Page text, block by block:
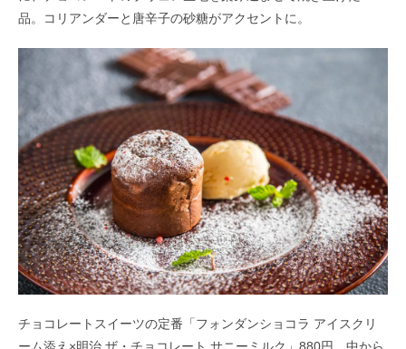
品。コリアンダーと唐辛子の砂糖がアクセントに。
チョコレートスイーツの定番「フォンダンショコラ アイスクリ